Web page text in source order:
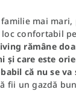
mai
confortabil
rămâne
și care este
că nu se
fii un gazdă